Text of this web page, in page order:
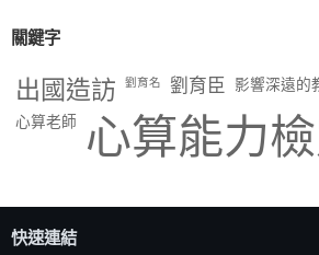
關鍵字
出國造訪 劉育名 劉育臣 影響深遠的
心算老師 心算能力
快速連結